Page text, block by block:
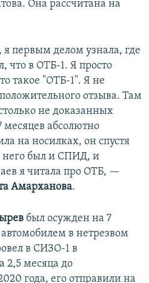
Она рассчитана на
первым делом узнала, где
что в ОТБ-1. Я просто
такое "ОТБ-1". Я не
отзыва. Там
не доказанных
абсолютно
на носилках, он спустя
него был и СПИД, и
я читала про ОТБ, —
Амарханова.
был осужден на 7
в нетрезвом
в СИЗО-1 в
2,5 месяца до
года, его отправили на